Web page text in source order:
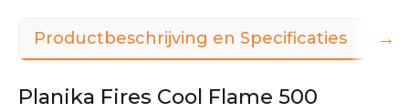
Productbeschrijving en Specificaties
Planika Fires Cool Flame 500
→